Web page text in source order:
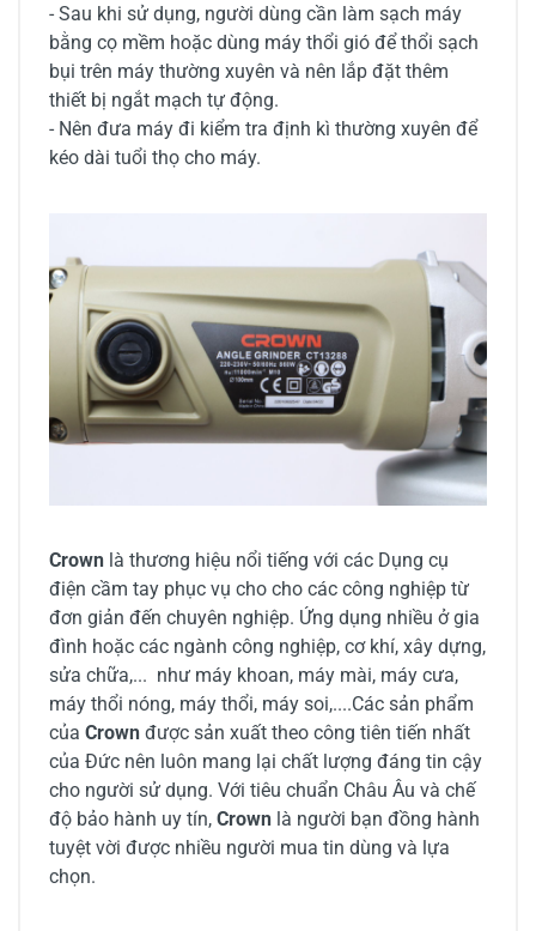
- Sau khi sử dụng, người dùng cần làm sạch máy
bằng cọ mềm hoặc dùng máy thổi gió để thổi sạch
bụi trên máy thường xuyên và nên lắp đặt thêm
thiết bị ngắt mạch tự động.
- Nên đưa máy đi kiểm tra định kì thường xuyên để
kéo dài tuổi thọ cho máy.
Crown là thương hiệu nổi tiếng với các Dụng cụ
điện cầm tay phục vụ cho cho các công nghiệp từ
đơn giản đến chuyên nghiệp. Ứng dụng nhiều ở gia
đình hoặc các ngành công nghiệp, cơ khí, xây dựng,
sửa chữa,... như máy khoan, máy mài, máy cưa,
máy thổi nóng, máy thổi, máy soi,....Các sản phẩm
của Crown được sản xuất theo công tiên tiến nhất
của Đức nên luôn mang lại chất lượng đáng tin cậy
cho người sử dụng. Với tiêu chuẩn Châu Âu và chế
độ bảo hành uy tín, Crown là người bạn đồng hành
tuyệt vời được nhiều người mua tin dùng và lựa
chọn.